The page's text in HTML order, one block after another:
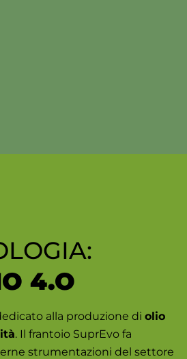
4.O
alla produzione di olio
. Il frantoio SuprEvo fa
strumentazioni del settore